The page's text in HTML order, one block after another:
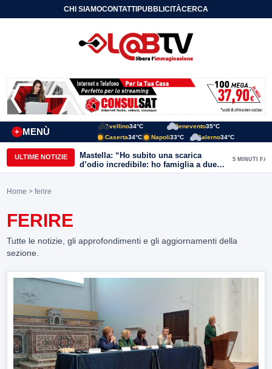
CHI SIAMOCONTATTIPUBBLICITÀCERCA
MENÙ
+
Avellino34°C Benevento35°C
Caserta34°C Napoli33°C Salerno34°C
ULTIME NOTIZIE
Mastella: “Ho subito una scarica
d’odio incredibile: ho famiglia a due
passi dal Calore”
5 MINUTI FA
Home > ferire
FERIRE
Tutte le notizie, gli approfondimenti e gli aggiornamenti della
sezione.